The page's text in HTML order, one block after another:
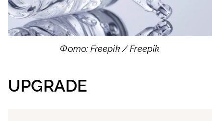
Фото: Freepik / Freepik
UPGRADE